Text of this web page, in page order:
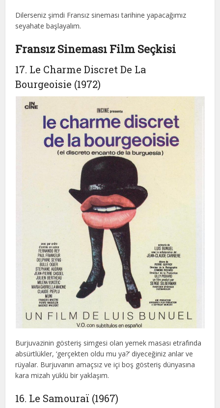
Dilerseniz şimdi Fransız sineması tarihine yapacağımız
seyahate başlayalım.
Fransız Sineması Film Seçkisi
17. Le Charme Discret De La
Bourgeoisie (1972)
Burjuvazinin gösteriş simgesi olan yemek masası etrafında
absürtlükler, ‘gerçekten oldu mu ya?’ diyeceğiniz anlar ve
rüyalar. Burjuvanın amaçsız ve içi boş gösteriş dünyasına
kara mizah yüklü bir yaklaşım.
16. Le Samouraï (1967)